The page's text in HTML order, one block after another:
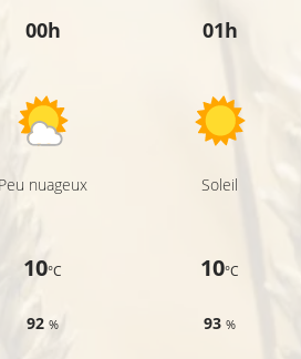
00h
Peu nuageux
10°C
92%
01h
Soleil
10°C
93%